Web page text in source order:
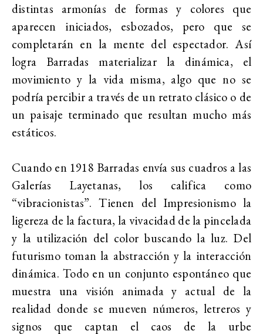
distintas armonías de formas y colores que
aparecen iniciados, esbozados, pero que se
completarán en la mente del espectador. Así
logra Barradas materializar la dinámica, el
movimiento y la vida misma, algo que no se
podría percibir a través de un retrato clásico o de
un paisaje terminado que resultan mucho más
estáticos.
Cuando en 1918 Barradas envía sus cuadros a las
Galerías Layetanas, los califica como
“vibracionistas”. Tienen del Impresionismo la
ligereza de la factura, la vivacidad de la pincelada
y la utilización del color buscando la luz. Del
futurismo toman la abstracción y la interacción
dinámica. Todo en un conjunto espontáneo que
muestra una visión animada y actual de la
realidad donde se mueven números, letreros y
signos que captan el caos de la urbe